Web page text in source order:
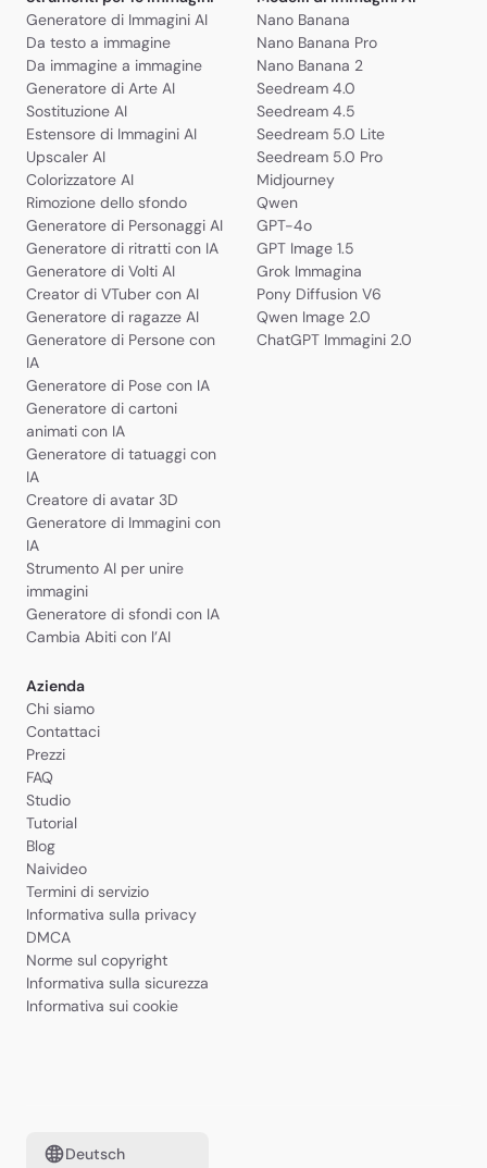
Generatore di Immagini AI
Da testo a immagine
Da immagine a immagine
Generatore di Arte AI
Sostituzione AI
Estensore di Immagini AI
Upscaler AI
Colorizzatore AI
Rimozione dello sfondo
Generatore di Personaggi AI
Generatore di ritratti con IA
Generatore di Volti AI
Creator di VTuber con AI
Generatore di ragazze AI
Generatore di Persone con
IA
Generatore di Pose con IA
Generatore di cartoni
animati con IA
Generatore di tatuaggi con
IA
Creatore di avatar 3D
Generatore di Immagini con
IA
Strumento AI per unire
immagini
Generatore di sfondi con IA
Cambia Abiti con l’AI
Nano Banana
Nano Banana Pro
Nano Banana 2
Seedream 4.0
Seedream 4.5
Seedream 5.0 Lite
Seedream 5.0 Pro
Midjourney
Qwen
GPT-4o
GPT Image 1.5
Grok Immagina
Pony Diffusion V6
Qwen Image 2.0
ChatGPT Immagini 2.0
Azienda
Chi siamo
Contattaci
Prezzi
FAQ
Studio
Tutorial
Blog
Naivideo
Termini di servizio
Informativa sulla privacy
DMCA
Norme sul copyright
Informativa sulla sicurezza
Informativa sui cookie
Deutsch